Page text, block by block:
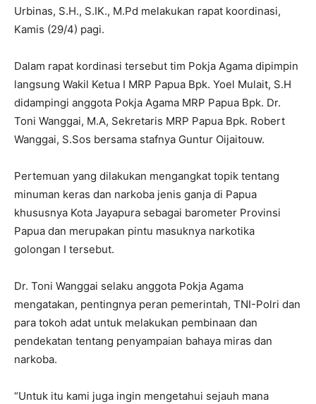
Urbinas, S.H., S.IK., M.Pd melakukan rapat koordinasi,
Kamis (29/4) pagi.
Dalam rapat kordinasi tersebut tim Pokja Agama dipimpin
langsung Wakil Ketua I MRP Papua Bpk. Yoel Mulait, S.H
didampingi anggota Pokja Agama MRP Papua Bpk. Dr.
Toni Wanggai, M.A, Sekretaris MRP Papua Bpk. Robert
Wanggai, S.Sos bersama stafnya Guntur Oijaitouw.
Pertemuan yang dilakukan mengangkat topik tentang
minuman keras dan narkoba jenis ganja di Papua
khususnya Kota Jayapura sebagai barometer Provinsi
Papua dan merupakan pintu masuknya narkotika
golongan I tersebut.
Dr. Toni Wanggai selaku anggota Pokja Agama
mengatakan, pentingnya peran pemerintah, TNI-Polri dan
para tokoh adat untuk melakukan pembinaan dan
pendekatan tentang penyampaian bahaya miras dan
narkoba.
“Untuk itu kami juga ingin mengetahui sejauh mana